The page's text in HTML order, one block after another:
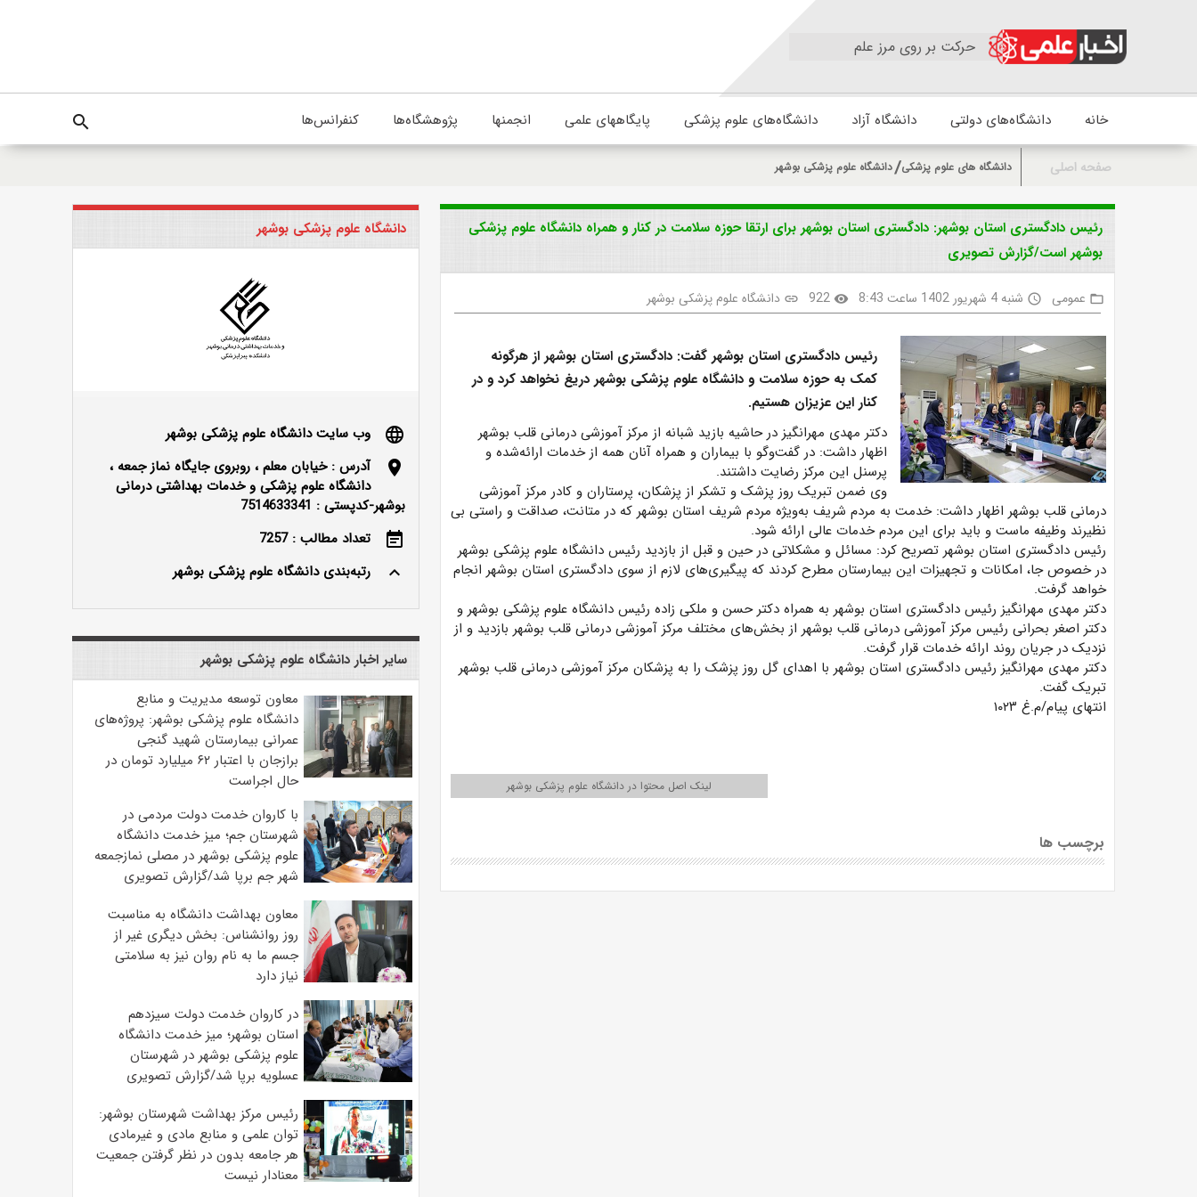
حرکت بر روی مرز علم
خانه دانشگاه‌های دولتی دانشگاه آزاد دانشگاه‌های علوم پزشکی پایگاههای علمی انجمنها پژوهشگاه‌ها کنفرانس‌ها search
صفحه اصلی دانشگاه های علوم پزشکی دانشگاه علوم پزشکی بوشهر
رئیس دادگستری استان بوشهر: دادگستری استان بوشهر برای ارتقا حوزه سلامت در کنار و همراه دانشگاه علوم پزشکی
بوشهر است/گزارش تصویری
folder_open عمومی access_time شنبه 4 شهریور 1402 ساعت 8:43 visibility
922
link دانشگاه علوم پزشکی بوشهر
رئیس دادگستری استان بوشهر گفت: دادگستری استان بوشهر از هرگونه
کمک به حوزه سلامت و دانشگاه علوم پزشکی بوشهر دریغ نخواهد کرد و در
کنار این عزیزان هستیم.
دکتر مهدی مهرانگیز در حاشیه بازید شبانه از مرکز آموزشی درمانی قلب بوشهر
اظهار داشت: در گفت‌وگو با بیماران و همراه آنان همه از خدمات ارائه‌شده و
پرسنل این مرکز رضایت داشتند.
وی ضمن تبریک روز پزشک و تشکر از پزشکان، پرستاران و کادر مرکز آموزشی
درمانی قلب بوشهر اظهار داشت: خدمت به مردم شریف به‌ویژه مردم شریف استان بوشهر که در متانت، صداقت و راستی بی
نظیرند وظیفه ماست و باید برای این مردم خدمات عالی ارائه شود.
رئیس دادگستری استان بوشهر تصریح کرد: مسائل و مشکلاتی در حین و قبل از بازدید رئیس دانشگاه علوم پزشکی بوشهر
در خصوص جا، امکانات و تجهیزات این بیمارستان مطرح کردند که پیگیری‌های لازم از سوی دادگستری استان بوشهر انجام
خواهد گرفت.
دکتر مهدی مهرانگیز رئیس دادگستری استان بوشهر به همراه دکتر حسن و ملکی زاده رئیس دانشگاه علوم پزشکی بوشهر و
دکتر اصغر بحرانی رئیس مرکز آموزشی درمانی قلب بوشهر از بخش‌های مختلف مرکز آموزشی درمانی قلب بوشهر بازدید و از
نزدیک در جریان روند ارائه خدمات قرار گرفت.
دکتر مهدی مهرانگیز رئیس دادگستری استان بوشهر با اهدای گل روز پزشک را به پزشکان مرکز آموزشی درمانی قلب بوشهر
تبریک گفت.
انتهای پیام/م.غ ۱۰۲۳
لینک اصل محتوا در دانشگاه علوم پزشکی بوشهر
برچسب ها
دانشگاه علوم پزشکی بوشهر
language
وب سایت دانشگاه علوم پزشکی بوشهر
location_on
آدرس : خیابان معلم ، روبروی جایگاه نماز جمعه ،
دانشگاه علوم پزشکی و خدمات بهداشتی درمانی
بوشهر-کدپستی : 7514633341
event_note
تعداد مطالب : 7257
keyboard_arrow_up
رتبه‌بندی دانشگاه علوم پزشکی بوشهر
سایر اخبار دانشگاه علوم پزشکی بوشهر
معاون توسعه مدیریت و منابع
دانشگاه علوم پزشکی بوشهر: پروژه‌های
عمرانی بیمارستان شهید گنجی
برازجان با اعتبار ۶۲ میلیارد تومان در
حال اجراست
با کاروان خدمت دولت مردمی در
شهرستان جم؛ میز خدمت دانشگاه
علوم پزشکی بوشهر در مصلی نمازجمعه
شهر جم برپا شد/گزارش تصویری
معاون بهداشت دانشگاه به مناسبت
روز روانشناس: بخش دیگری غیر از
جسم ما به نام روان نیز به سلامتی
نیاز دارد
در کاروان خدمت دولت سیزدهم
استان بوشهر؛ میز خدمت دانشگاه
علوم پزشکی بوشهر در شهرستان
عسلویه برپا شد/گزارش تصویری
رئیس مرکز بهداشت شهرستان بوشهر:
توان علمی و منابع مادی و غیرمادی
هر جامعه بدون در نظر گرفتن جمعیت
معنادار نیست